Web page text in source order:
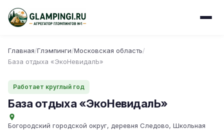
Главная/Глэмпинги/Московская область/
База отдыха «ЭкоНевидалЬ»
Работает круглый год
База отдыха «ЭкоНевидалЬ»
Богородский городской округ, деревня Следово, Школьная